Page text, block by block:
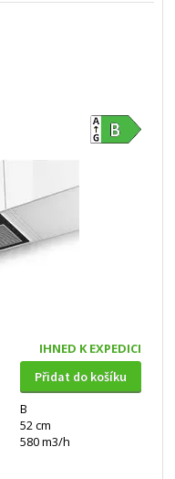
IHNED K EXPEDICI
Přidat do košíku
B
52 cm
580 m3/h